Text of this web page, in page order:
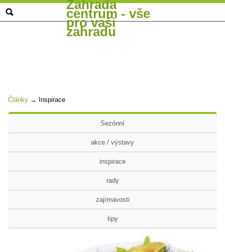
Zahrada
centrum - vše
pro vaši
zahradu
Články → Inspirace
Sezónní
akce / výstavy
inspirace
rady
zajímavosti
tipy